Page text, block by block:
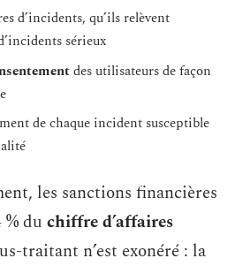
d’incidents, qu’ils relèvent
sérieux
des utilisateurs de façon
de chaque incident susceptible
les sanctions financières
du chiffre d’affaires
traitant n’est exonéré : la